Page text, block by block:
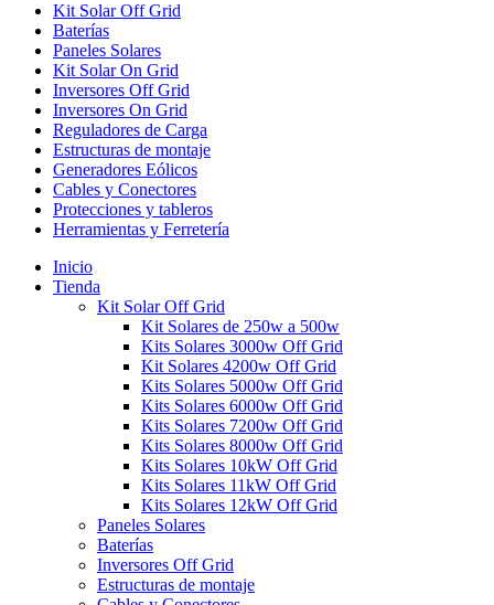
Kit Solar Off Grid
Baterías
Paneles Solares
Kit Solar On Grid
Inversores Off Grid
Inversores On Grid
Reguladores de Carga
Estructuras de montaje
Generadores Eólicos
Cables y Conectores
Protecciones y tableros
Herramientas y Ferretería
Inicio
Tienda
Kit Solar Off Grid
Kit Solares de 250w a 500w
Kits Solares 3000w Off Grid
Kit Solares 4200w Off Grid
Kits Solares 5000w Off Grid
Kits Solares 6000w Off Grid
Kits Solares 7200w Off Grid
Kits Solares 8000w Off Grid
Kits Solares 10kW Off Grid
Kits Solares 11kW Off Grid
Kits Solares 12kW Off Grid
Paneles Solares
Baterías
Inversores Off Grid
Estructuras de montaje